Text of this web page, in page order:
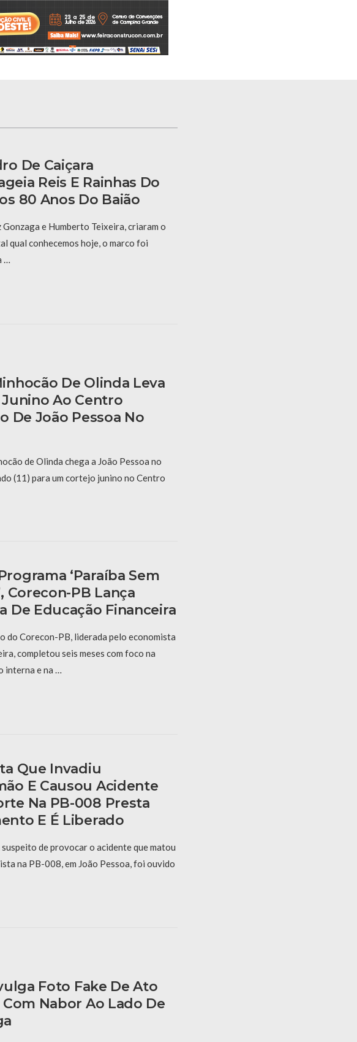
De Caiçara
Reis E Rainhas Do
80 Anos Do Baião
Gonzaga e Humberto Teixeira, criaram o
qual conhecemos hoje, o marco foi
…
De Olinda Leva
Ao Centro
De João Pessoa No
de Olinda chega a João Pessoa no
(11) para um cortejo junino no Centro
‘Paraíba Sem
Corecon-PB Lança
De Educação Financeira
do Corecon-PB, liderada pelo economista
completou seis meses com foco na
interna e na …
Que Invadiu
E Causou Acidente
Na PB-008 Presta
E É Liberado
de provocar o acidente que matou
na PB-008, em João Pessoa, foi ouvido
Foto Fake De Ato
Nabor Ao Lado De